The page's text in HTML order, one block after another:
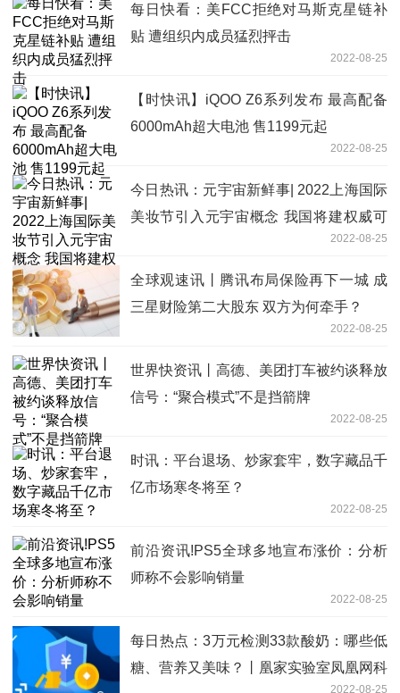
每日快看：美FCC拒绝对马斯克星链补
贴 遭组织内成员猛烈抨击
2022-08-25
【时快讯】iQOO Z6系列发布 最高配备
6000mAh超大电池 售1199元起
2022-08-25
今日热讯：元宇宙新鲜事| 2022上海国际
美妆节引入元宇宙概念 我国将建权威可
2022-08-25
全球观速讯丨腾讯布局保险再下一城 成
三星财险第二大股东 双方为何牵手？
2022-08-25
世界快资讯丨高德、美团打车被约谈释放
信号：“聚合模式”不是挡箭牌
2022-08-25
时讯：平台退场、炒家套牢，数字藏品千
亿市场寒冬将至？
2022-08-25
前沿资讯!PS5全球多地宣布涨价：分析
师称不会影响销量
2022-08-25
每日热点：3万元检测33款酸奶：哪些低
糖、营养又美味？丨凰家实验室凤凰网科
2022-08-25